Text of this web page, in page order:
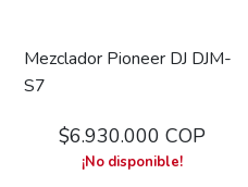
Mezclador Pioneer DJ DJM-
S7
$6.930.000 COP
¡No disponible!